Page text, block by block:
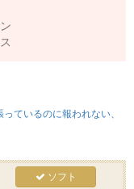
ているのに報われない、
ソフト